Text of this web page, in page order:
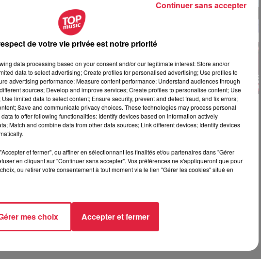
Rendez-Vous de l'accession abordable
Vous de l'accession abordable
Toitures et Traditions
et Traditions
de votre vie privée est notre priorité
data processing based on your consent and/or our legitimate interest: Store and/or
data to select advertising; Create profiles for personalised advertising; Use profiles to
advertising performance; Measure content performance; Understand audiences through
sources; Develop and improve services; Create profiles to personalise content; Use
limited data to select content; Ensure security, prevent and detect fraud, and fix errors;
Save and communicate privacy choices. These technologies may process personal
to offer following functionalities: Identify devices based on information actively
Match and combine data from other data sources; Link different devices; Identify devices
et fermer", ou affiner en sélectionnant les finalités et/ou partenaires dans "Gérer
en cliquant sur "Continuer sans accepter". Vos préférences ne s'appliqueront que pour
ou retirer votre consentement à tout moment via le lien "Gérer les cookies" situé en
mes choix Accepter et fermer
Continuer sans accepter